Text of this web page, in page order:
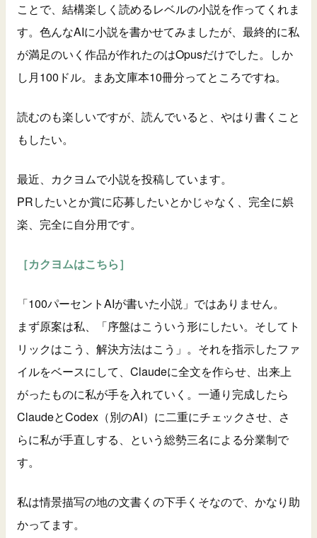
ことで、結構楽しく読めるレベルの小説を作ってくれま
す。色んなAIに小説を書かせてみましたが、最終的に私
が満足のいく作品が作れたのはOpusだけでした。しか
し月100ドル。まあ文庫本10冊分ってところですね。
読むのも楽しいですが、読んでいると、やはり書くこと
もしたい。
最近、カクヨムで小説を投稿しています。
PRしたいとか賞に応募したいとかじゃなく、完全に娯
楽、完全に自分用です。
［カクヨムはこちら］
「100パーセントAIが書いた小説」ではありません。
まず原案は私、「序盤はこういう形にしたい。そしてト
リックはこう、解決方法はこう」。それを指示したファ
イルをベースにして、Claudeに全文を作らせ、出来上
がったものに私が手を入れていく。一通り完成したら
ClaudeとCodex（別のAI）に二重にチェックさせ、さ
らに私が手直しする、という総勢三名による分業制で
す。
私は情景描写の地の文書くの下手くそなので、かなり助
かってます。